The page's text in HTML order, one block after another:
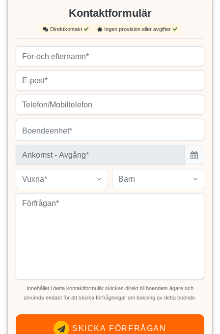
Kontaktformulär
Direktkontakt Ingen provision eller avgifter
Boendeenhet*
Vuxna* Barn
Innehållet i detta kontaktformulär skickas direkt till boendets ägare och
används endast för att skicka förfrågningar om bokning av detta boende.
SKICKA FÖRFRÅGAN